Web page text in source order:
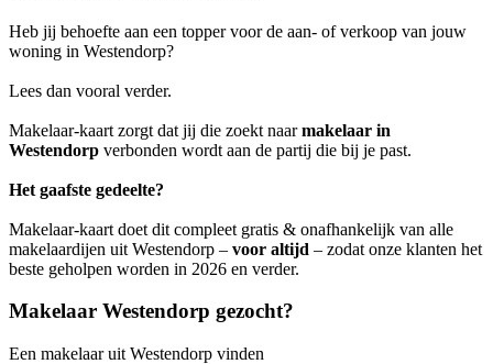
Heb jij behoefte aan een topper voor de aan- of verkoop van jouw
woning in Westendorp?
Lees dan vooral verder.
Makelaar-kaart zorgt dat jij die zoekt naarmakelaar in
Westendorp verbonden wordt aan de partij die bij je past.
Het gaafste gedeelte?
Makelaar-kaart doet dit compleet gratis & onafhankelijk van alle
makelaardijen uit Westendorp – voor altijd – zodat onze klanten het
beste geholpen worden in 2026 en verder.
Makelaar Westendorp gezocht?
Een makelaar uit Westendorp vinden